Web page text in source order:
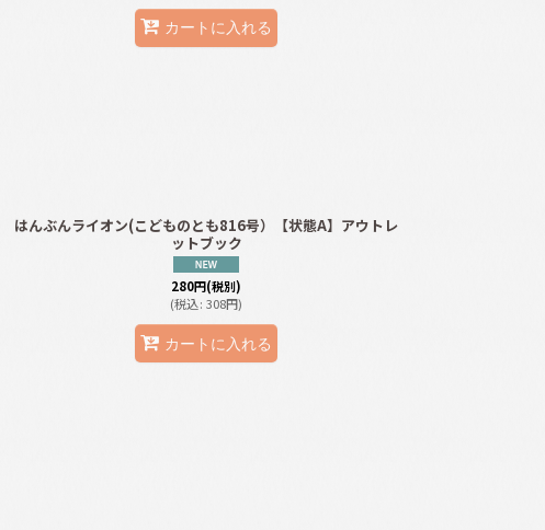
カートに入れる
はんぶんライオン(こどものとも816号）【状態A】アウトレ
ットブック
280円(税別)
(税込: 308円)
カートに入れる